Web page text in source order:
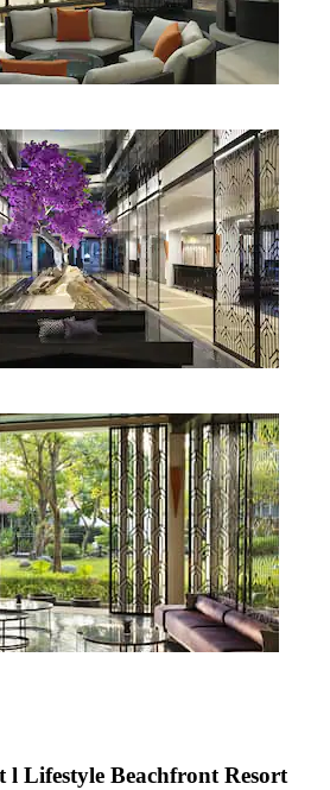
l Lifestyle Beachfront Resort